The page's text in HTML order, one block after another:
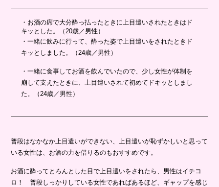
・お酒の席で大分酔っ払ったときに上目遣いされたときはド
キッとした。（20歳／男性）
・一緒に飲みに行って、酔った姿で上目遣いをされたときド
キッとしました。（24歳／男性）
・一緒に食事してお酒を飲んでいたので、少し女性が体制を
崩して支えたときに、上目遣いされて初めてドキッとしまし
た。（24歳／男性）
普段はなかなか上目遣いができない、上目遣いが恥ずかしいと思って
いる女性は、お酒の力を借りるのもおすすめです。
お酒に酔ってとろんとした目で上目遣いをされたら、男性はイチコ
ロ！ 普段しっかりしている女性であればあるほど、ギャップを感じ